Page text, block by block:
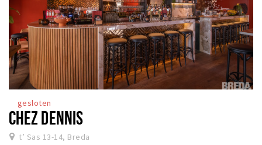
gesloten
CHEZ DENNIS
t’ Sas 13-14, Breda